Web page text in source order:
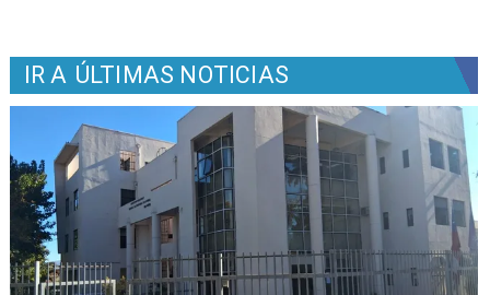
IR A ÚLTIMAS NOTICIAS